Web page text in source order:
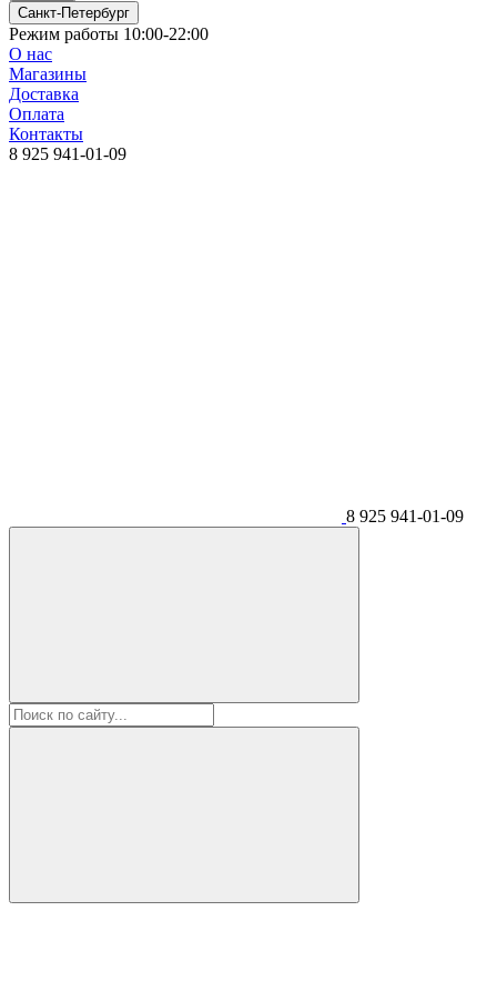
Санкт-Петербург
Режим работы 10:00-22:00
О нас
Магазины
Доставка
Оплата
Контакты
8 925 941-01-09
8 925 941-01-09